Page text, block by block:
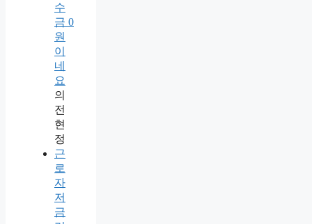
수
금 0
원
이
네
요
의
전
현
정
근
로
자
저
금